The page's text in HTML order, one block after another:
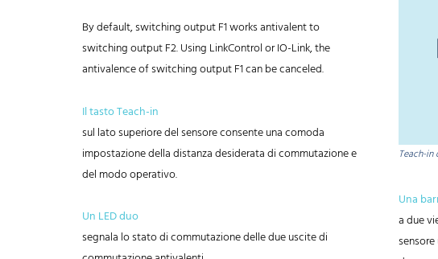
By default, switching output F1 works antivalent to
switching output F2. Using LinkControl or IO-Link, the
antivalence of switching output F1 can be canceled.
Il tasto Teach-in
sul lato superiore del sensore consente una comoda
impostazione della distanza desiderata di commutazione e
del modo operativo.
Un LED duo
segnala lo stato di commutazione delle due uscite di
Teach-
Una
a due